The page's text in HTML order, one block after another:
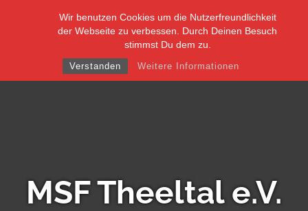
Wir benutzen Cookies um die Nutzerfreundlichkeit
der Webseite zu verbessen. Durch Deinen Besuch
stimmst Du dem zu.
Verstanden Weitere Informationen
MSF Theeltal e.V.